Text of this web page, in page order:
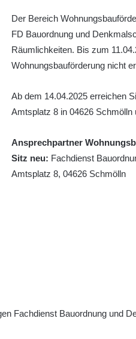
Der Bereich
FD Bauordnung und
Räumlichkeiten. Bis zum
Wohnungsbauförderung nicht
Ab dem 14.04.2025 erreichen
Amtsplatz 8 in 04626 Schmölln
Ansprechpartner
Sitz neu: Fachdienst
Amtsplatz 8, 04626 Schmölln
Fachdienst Bauordnung und